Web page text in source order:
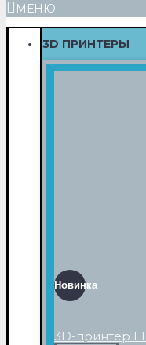
МЕНЮ
3D ПРИНТЕРЫ
Новинка
3D-принтер